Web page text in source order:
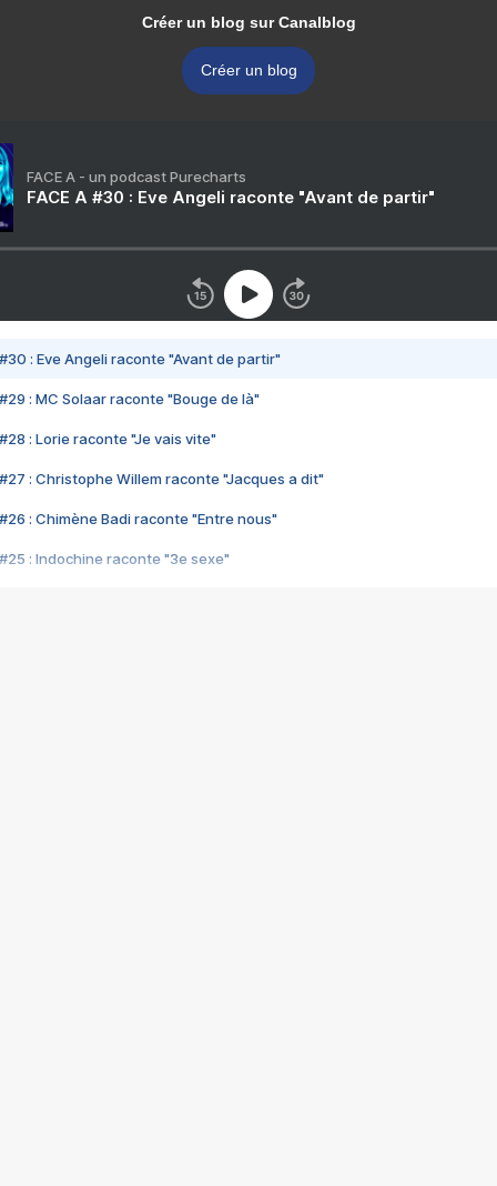
Créer un blog sur Canalblog
Créer un blog
FACE A - un podcast Purecharts
FACE A #30 : Eve Angeli raconte "Avant de partir"
#30 : Eve Angeli raconte "Avant de partir"
#29 : MC Solaar raconte "Bouge de là"
#28 : Lorie raconte "Je vais vite"
#27 : Christophe Willem raconte "Jacques a dit"
#26 : Chimène Badi raconte "Entre nous"
#25 : Indochine raconte "3e sexe"